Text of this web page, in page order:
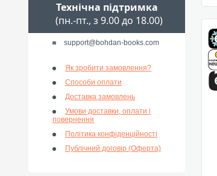
Технічна підтримка
(пн.-пт., з 9.00 до 18.00)
support@bohdan-books.com
Як зробити замовлення?
Способи оплати
Доставка замовлень
Умови доставки, оплати і
повернення
Політика конфіденційності
Публічний договір (Оферта)